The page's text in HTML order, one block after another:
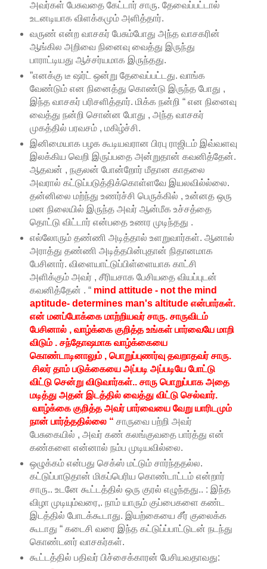
அவர்கள் பேசுவதை கேட்டார் சாரு. தேவைப்பட்டால்
உடனடியாக விளக்கமும் அளித்தார்.
வருண் என்ற வாசகர் பேசும்போது அந்த வாசகரின்
ஆங்கில அறிவை நினைவு வைத்து இருந்து
பாராட்டியது ஆச்சர்யமாக இருந்தது.
”எனக்கு டீ ஷர்ட் ஒன்று தேவைப்பட்டது. வாங்க
வேண்டும் என நினைத்து கொண்டு இருந்த போது ,
இந்த வாசகர் பரிசளித்தார். மிக்க நன்றி “ என நினைவு
வைத்து நன்றி சொன்ன போது , அந்த வாசகர்
முகத்தில் பரவசம் , மகிழ்ச்சி.
இனிமையாக பழக கூடியவரான பிரபு ராஜிடம் இவ்வளவு
இலக்கிய வெறி இருப்பதை அன்றுதான் கவனித்தேன்.
ஆதவன் , நகுலன் போன்றோர் மீதான காதலை
அவரால் கட்டுப்படுத்திக்கொள்ளவே இயலவில்ல்லை.
தன்னிலை மற்ந்து உணர்ச்சி பெருக்கில் , உன்னத ஒரு
மன நிலையில் இருந்த அவர் ஆன்மீக உச்சத்தை
தொட்டு விட்டார் என்பதை உணர முடிந்தது .
எல்லோரும் தண்ணி அடித்தால் உளறுவார்கள். ஆனால்
அராத்து தண்ணி அடித்தபின்புதான் நிதானமாக
பேசினார். விளையாட்டுப்பிள்ளையாக காட்சி
அளிக்கும் அவர் , சீரியசாக பேசியதை வியப்புடன்
கவனித்தேன் . “ mind attitude - not the mind
aptitude- determines man's altitude என்பார்கள்.
என் மனப்போக்கை மாற்றியவர் சாரு. சாருவிடம்
பேசினால் , வாழ்க்கை குறித்த உங்கள் பார்வையே மாறி
விடும் . சந்தோஷமாக வாழ்க்கையை
கொண்டாடினாலும் , பொறுப்புணர்வு தவறாதவர் சாரு.
சிலர் தாம் படுக்கையை அப்படி அப்படியே போட்டு
விட்டு சென்று விடுவார்கள்.. சாரு பொறுப்பாக அதை
மடித்து அதன் இடத்தில் வைத்து விட்டு செல்வார்.
வாழ்க்கை குறித்த அவர் பார்வையை வேறு யாரிடமும்
நான் பார்த்ததில்லை “ சாருவை பற்றி அவர்
பேசுகையில் , அவர் கண் கலங்குவதை பார்த்து என்
கண்களை என்னால் நம்ப முடியவில்லை.
ஒழுக்கம் என்பது செக்ஸ் மட்டும் சார்ந்ததல்ல.
கட்டுப்பாடுதான் மிகப்பெரிய கொண்டாட்டம் என்றார்
சாரு.. உடனே கூட்டத்தில் ஒரு குரல் எழுந்தது.. : இந்த
விழா முடியும்வரை,. நாம் யாரும் குப்பைகளை கண்ட
இடத்தில் போடக்கூடாது. இயற்கையை சீர் குலைக்க
கூடாது “ கடைசி வரை இந்த கட்டுப்ப்பாட்டுடன் நடந்து
கொண்டனர் வாசகர்கள்.
கூட்டத்தில் பதிவர் பிச்சைக்காரன் பேசியவதாவது: